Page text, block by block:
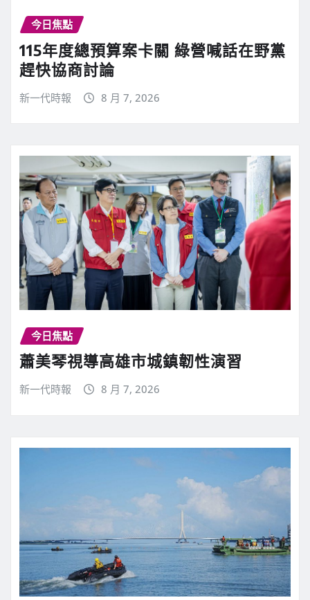
今日焦點
115年度總預算案卡關 綠營喊話在野黨
趕快協商討論
新一代時報 8 月 7, 2026
今日焦點
蕭美琴視導高雄市城鎮韌性演習
新一代時報 8 月 7, 2026